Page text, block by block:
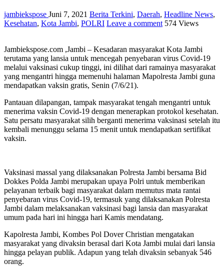
jambiekspose Juni 7, 2021 Berita Terkini, Daerah, Headline News,
Kesehatan, Kota Jambi, POLRI Leave a comment 574 Views
Jambiekspose.com ,Jambi – Kesadaran masyarakat Kota Jambi
terutama yang lansia untuk mencegah penyebaran virus Covid-19
melalui vaksinasi cukup tinggi, ini dilihat dari ramainya masyarakat
yang mengantri hingga memenuhi halaman Mapolresta Jambi guna
mendapatkan vaksin gratis, Senin (7/6/21).
Pantauan dilapangan, tampak masyarakat tengah mengantri untuk
menerima vaksin Covid-19 dengan menerapkan protokol kesehatan.
Satu persatu masyarakat silih berganti menerima vaksinasi setelah itu
kembali menunggu selama 15 menit untuk mendapatkan sertifikat
vaksin.
Vaksinasi massal yang dilaksanakan Polresta Jambi bersama Bid
Dokkes Polda Jambi merupakan upaya Polri untuk memberikan
pelayanan terbaik bagi masyarakat dalam memutus mata rantai
penyebaran virus Covid-19, termasuk yang dilaksanakan Polresta
Jambi dalam melaksanakan vaksinasi bagi lansia dan masyarakat
umum pada hari ini hingga hari Kamis mendatang.
Kapolresta Jambi, Kombes Pol Dover Christian mengatakan
masyarakat yang divaksin berasal dari Kota Jambi mulai dari lansia
hingga pelayan publik. Adapun yang telah divaksin sebanyak 546
orang.